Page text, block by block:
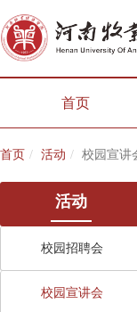
首页
首页 活动 校园宣讲
活动
校园招聘会
校园宣讲会